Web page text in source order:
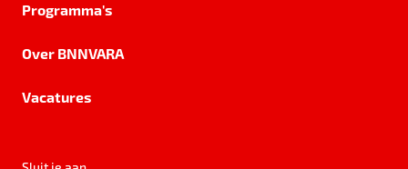
Programma's
Over BNNVARA
Vacatures